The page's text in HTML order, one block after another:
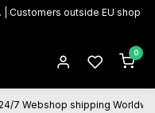
| Customers outside EU shop
0
24/7 Webshop shipping